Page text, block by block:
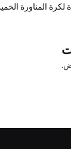
لكرة المناورة